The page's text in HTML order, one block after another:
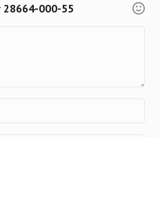
28664-000-55